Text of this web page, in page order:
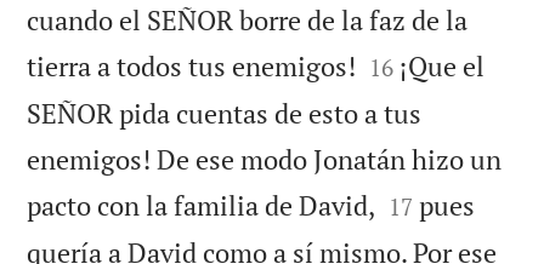
cuando el SEÑOR borre de la faz de la
tierra a todos tus enemigos! 

16 ¡Que el
SEÑOR pida cuentas de esto a tus
enemigos! De ese modo Jonatán hizo un
pacto con la familia de David, 

17 pues
quería a David como a sí mismo. Por ese